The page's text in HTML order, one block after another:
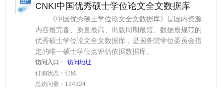
CNKI中国优秀硕士学位论文全文数据库
《中国优秀硕士学位论文全文数据库》是国内资源
内容最完备、质量最高、出版周期最短、数据最规范的
优秀硕士学位论文全文数据库，是国务院学位委员会指
定的唯一硕士学位点评估依据数据库。
访问入口 ：
访问地址
订购状态：订购
总访问量：124324